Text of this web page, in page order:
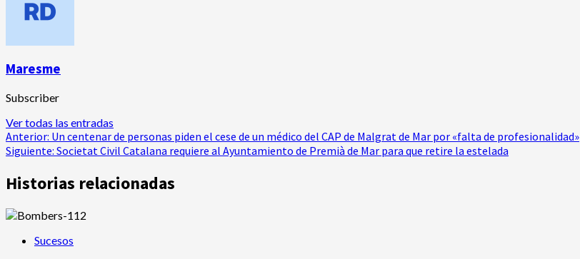
Maresme
Subscriber
Ver todas las entradas
Navegación
de
entradas
Anterior: Un centenar de personas piden el cese de un médico del CAP de Malgrat de Mar por «falta de profesionalidad»
Siguiente: Societat Civil Catalana requiere al Ayuntamiento de Premià de Mar para que retire la estelada
Historias relacionadas
Sucesos